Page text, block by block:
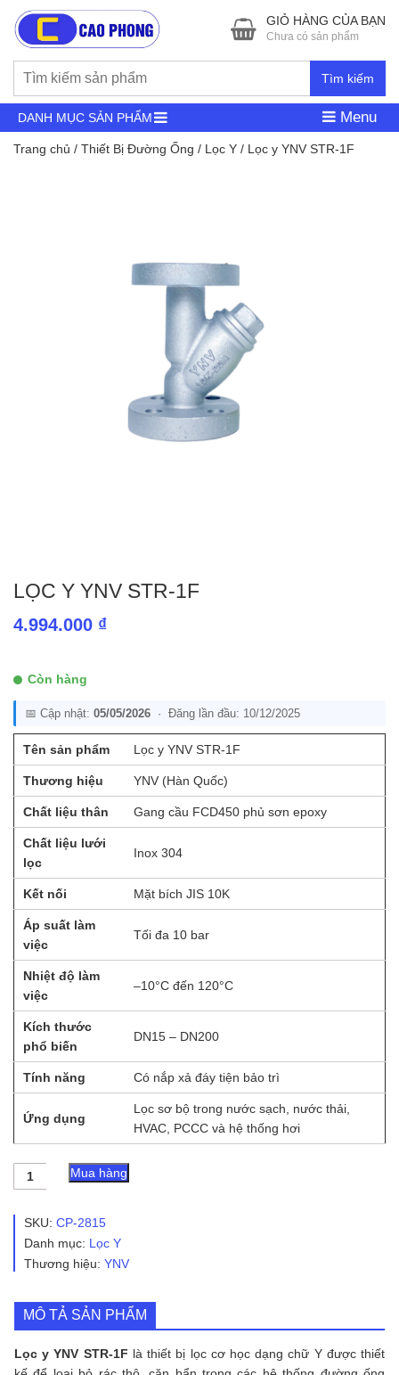
Tìm kiếm
GIỎ HÀNG CỦA BẠN
Chưa có sản phẩm
DANH MỤC SẢN PHẨM Menu
Trang chủ / Thiết Bị Đường Ống / Lọc Y / Lọc y YNV STR-1F
LỌC Y YNV STR-1F
4.994.000 ₫
Còn hàng
📅 Cập nhật: 05/05/2026 · Đăng lần đầu: 10/12/2025
Tên sản phẩm Lọc y YNV STR-1F
Thương hiệu YNV (Hàn Quốc)
Chất liệu thân Gang cầu FCD450 phủ sơn epoxy
Chất liệu lưới
lọc
Inox 304
Kết nối Mặt bích JIS 10K
Áp suất làm
việc
Tối đa 10 bar
Nhiệt độ làm
việc
–10°C đến 120°C
Kích thước
phổ biến
DN15 – DN200
Tính năng Có nắp xả đáy tiện bảo trì
Ứng dụng
Lọc sơ bộ trong nước sạch, nước thải,
HVAC, PCCC và hệ thống hơi
Lọc
y
STR-
số
lượng
Mua hàng
SKU: CP-2815
Danh mục: Lọc Y
Thương hiệu: YNV
MÔ TẢ SẢN PHẨM
Lọc y YNV STR-1F là thiết bị lọc cơ học dạng chữ Y được thiết